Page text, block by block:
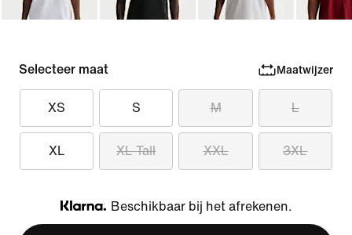
Selecteer maat Maatwijzer
XS S M L
XL XL Tall XXL 3XL
Klarna
Beschikbaar bij het afrekenen.